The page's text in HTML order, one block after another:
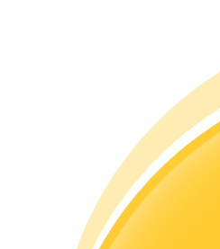
Lär dig hur du håller dig lönsam